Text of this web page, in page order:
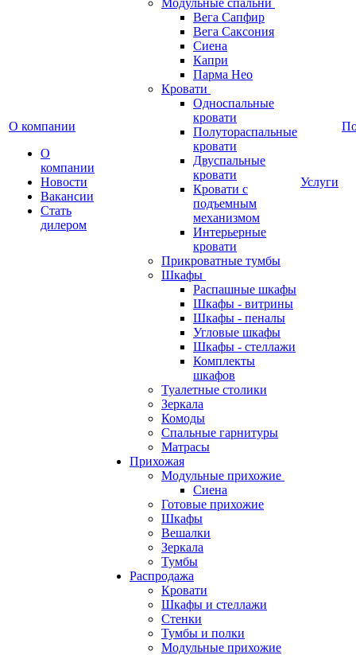
О компании
О
компании
Новости
Вакансии
Стать
дилером
Модульные спальни
Вега Сапфир
Вега Саксония
Сиена
Капри
Парма Нео
Кровати
Односпальные
кровати
Полутораспальные
кровати
Двуспальные
кровати
Кровати с
подъемным
механизмом
Интерьерные
кровати
Прикроватные тумбы
Шкафы
Распашные шкафы
Шкафы - витрины
Шкафы - пеналы
Угловые шкафы
Шкафы - стеллажи
Комплекты
шкафов
Туалетные столики
Зеркала
Комоды
Спальные гарнитуры
Матрасы
Прихожая
Модульные прихожие
Сиена
Готовые прихожие
Шкафы
Вешалки
Зеркала
Тумбы
Распродажа
Кровати
Шкафы и стеллажи
Стенки
Тумбы и полки
Модульные прихожие
Услуги